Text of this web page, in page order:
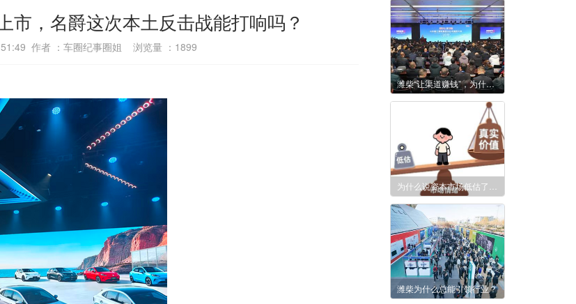
市，名爵这次本土反击战能打响吗？
作者 ：车圈纪事圈姐 浏览量 ： 1899
潍柴“让渠道赚钱”，为什么不止是说说而已？
潍柴为什么总能引领行业？